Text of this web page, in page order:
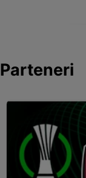
Parteneri